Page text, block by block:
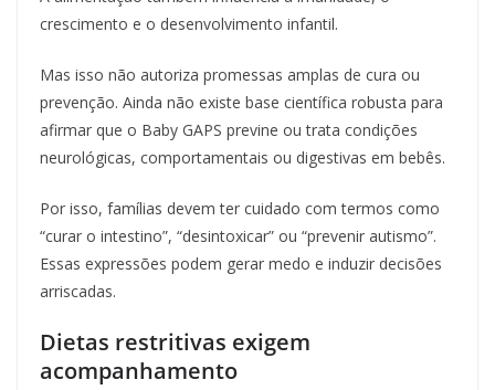
crescimento e o desenvolvimento infantil.
Mas isso não autoriza promessas amplas de cura ou
prevenção. Ainda não existe base científica robusta para
afirmar que o Baby GAPS previne ou trata condições
neurológicas, comportamentais ou digestivas em bebês.
Por isso, famílias devem ter cuidado com termos como
“curar o intestino”, “desintoxicar” ou “prevenir autismo”.
Essas expressões podem gerar medo e induzir decisões
arriscadas.
Dietas restritivas exigem
acompanhamento